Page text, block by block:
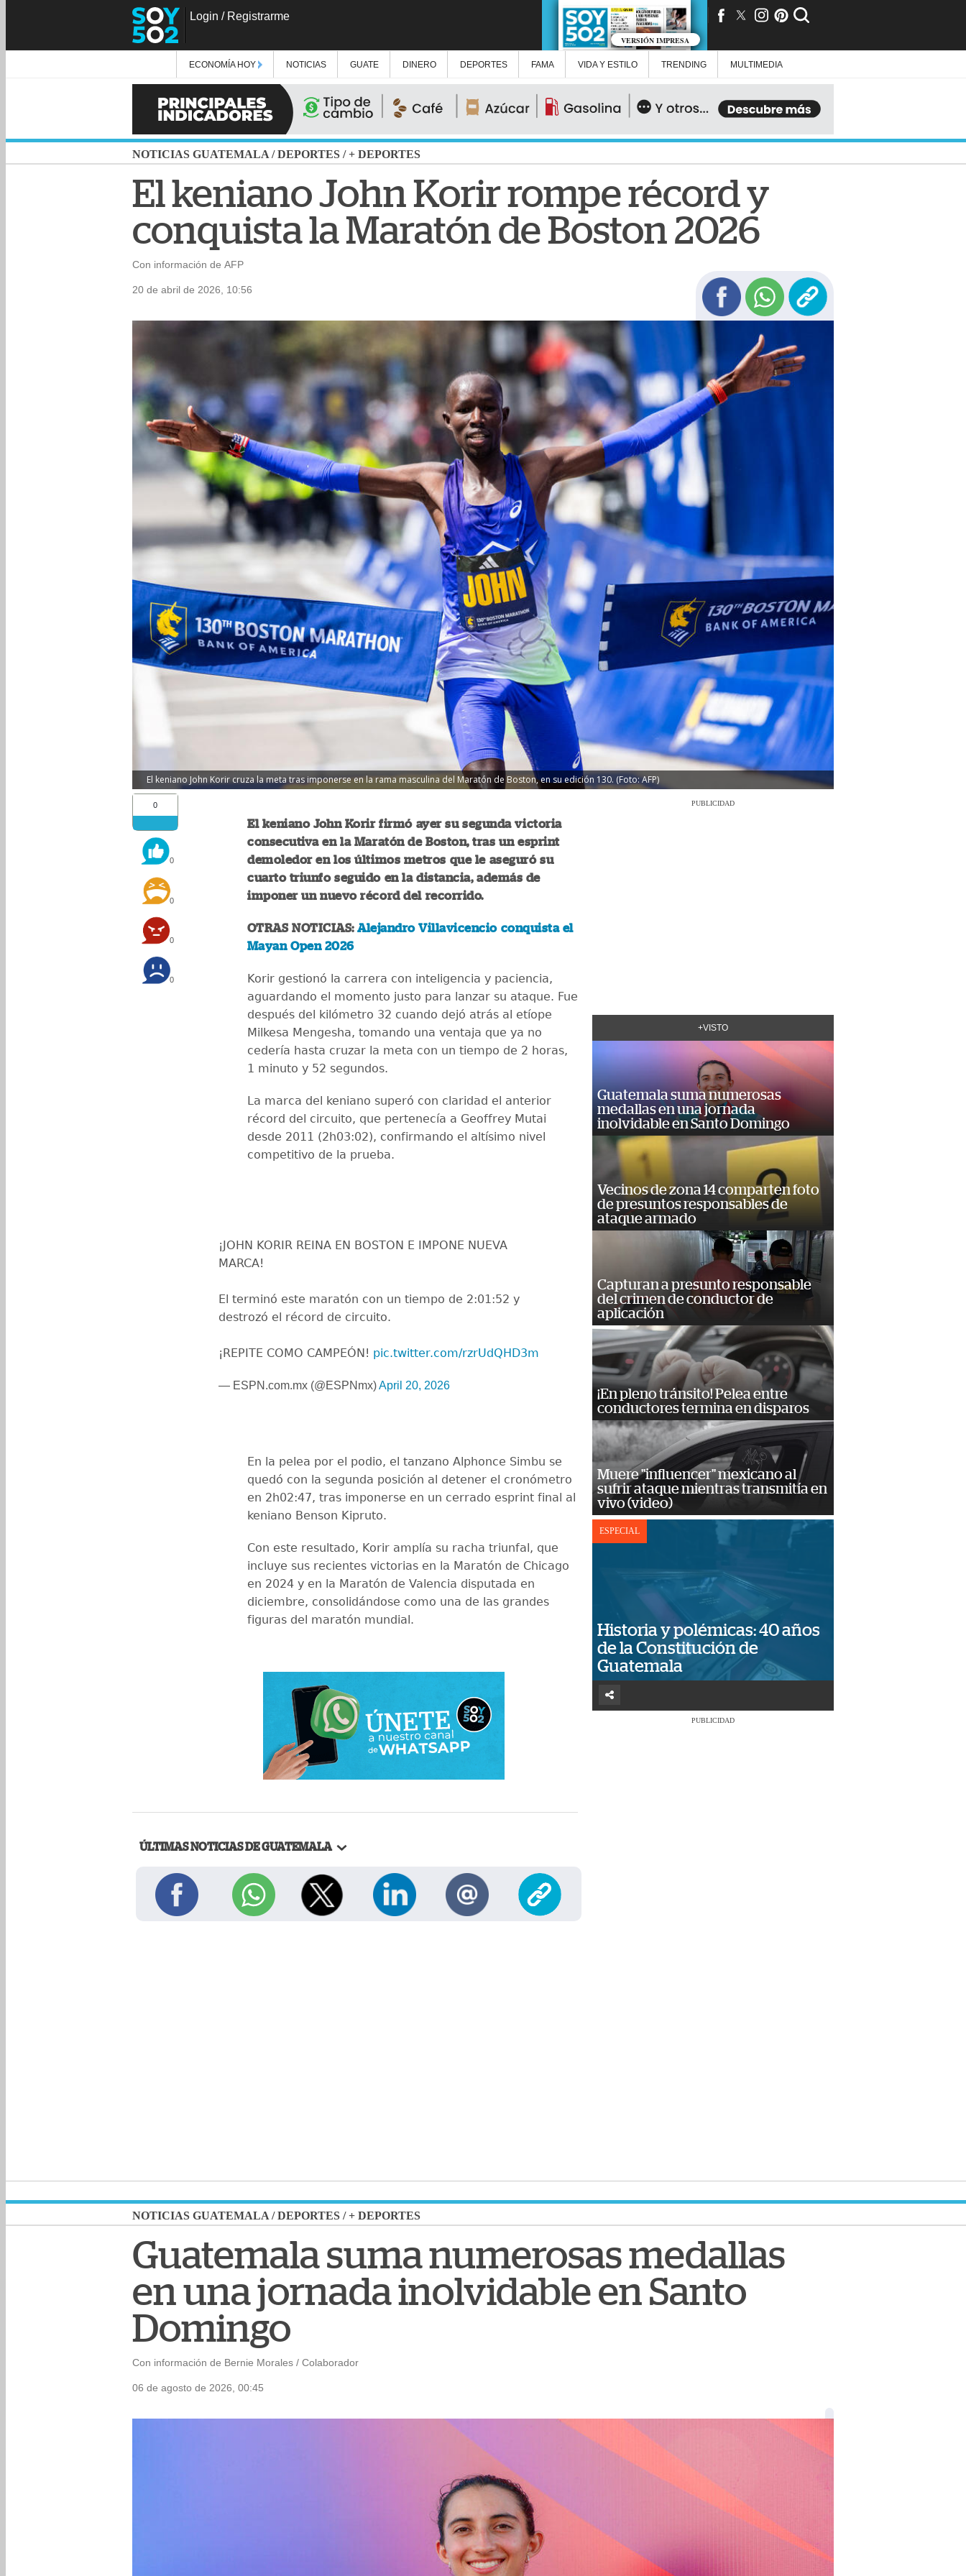
Login / Registrarme
VERSIÓN IMPRESA
ECONOMÍA HOY NOTICIAS GUATE DINERO DEPORTES FAMA VIDA Y ESTILO TRENDING MULTIMEDIA
NOTICIAS GUATEMALA /DEPORTES /+ DEPORTES
El keniano John Korir rompe récord y
conquista la Maratón de Boston 2026
Con información de AFP
20 de abril de 2026, 10:56
El keniano John Korir cruza la meta tras imponerse en la rama masculina del Maratón de Boston, en su edición 130. (Foto: AFP)
0
0
0
0
0
El keniano John Korir firmó ayer su segunda victoria
consecutiva en la Maratón de Boston, tras un esprint
demoledor en los últimos metros que le aseguró su
cuarto triunfo seguido en la distancia, además de
imponer un nuevo récord del recorrido.
OTRAS NOTICIAS:Alejandro Villavicencio conquista el
Mayan Open 2026
Korir gestionó la carrera con inteligencia y paciencia,
aguardando el momento justo para lanzar su ataque. Fue
después del kilómetro 32 cuando dejó atrás al etíope
Milkesa Mengesha, tomando una ventaja que ya no
cedería hasta cruzar la meta con un tiempo de 2 horas,
1 minuto y 52 segundos.
La marca del keniano superó con claridad el anterior
récord del circuito, que pertenecía a Geoffrey Mutai
desde 2011 (2h03:02), confirmando el altísimo nivel
competitivo de la prueba.
¡JOHN KORIR REINA EN BOSTON E IMPONE NUEVA
MARCA!
El terminó este maratón con un tiempo de 2:01:52 y
destrozó el récord de circuito.
¡REPITE COMO CAMPEÓN! pic.twitter.com/rzrUdQHD3m
— ESPN.com.mx (@ESPNmx)April 20, 2026
En la pelea por el podio, el tanzano Alphonce Simbu se
quedó con la segunda posición al detener el cronómetro
en 2h02:47, tras imponerse en un cerrado esprint final al
keniano Benson Kipruto.
Con este resultado, Korir amplía su racha triunfal, que
incluye sus recientes victorias en la Maratón de Chicago
en 2024 y en la Maratón de Valencia disputada en
diciembre, consolidándose como una de las grandes
figuras del maratón mundial.
ÚLTIMAS NOTICIAS DE GUATEMALA
PUBLICIDAD
+VISTO
Guatemala suma numerosas
medallas en una jornada
inolvidable en Santo Domingo
Vecinos de zona 14 comparten foto
de presuntos responsables de
ataque armado
Capturan a presunto responsable
del crimen de conductor de
aplicación
¡En pleno tránsito! Pelea entre
conductores termina en disparos
Muere "influencer" mexicano al
sufrir ataque mientras transmitía en
vivo (video)
ESPECIAL
Historia y polémicas: 40 años
de la Constitución de
Guatemala
PUBLICIDAD
NOTICIAS GUATEMALA /DEPORTES /+ DEPORTES
Guatemala suma numerosas medallas
en una jornada inolvidable en Santo
Domingo
Con información de Bernie Morales / Colaborador
06 de agosto de 2026, 00:45